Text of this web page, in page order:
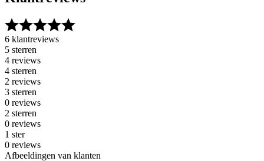
6 klantreviews
5 sterren
4 reviews
4 sterren
2 reviews
3 sterren
0 reviews
2 sterren
0 reviews
1 ster
0 reviews
Afbeeldingen van klanten